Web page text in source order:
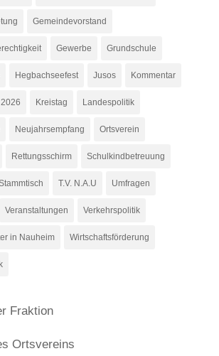
Gemeindevorstand
Gewerbe Grundschule
Hegbachseefest Jusos Kommentar
Kreistag Landespolitik
Neujahrsempfang Ortsverein
Rettungsschirm Schulkindbetreuung
T.V. N.A.U Umfragen
Veranstaltungen Verkehrspolitik
in Nauheim Wirtschaftsförderung
Fraktion
Ortsvereins